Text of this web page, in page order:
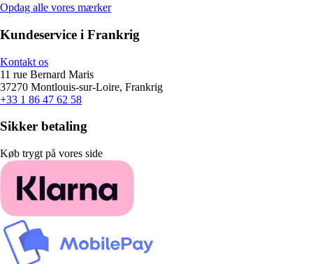
Opdag alle vores mærker
Kundeservice i Frankrig
Kontakt os
11 rue Bernard Maris
37270 Montlouis-sur-Loire, Frankrig
+33 1 86 47 62 58
Sikker betaling
Køb trygt på vores side